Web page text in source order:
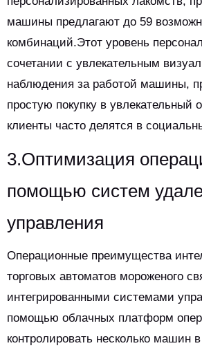
машины предлагают до 59
комбинаций.Этот уровень
сочетании с увлекательным
наблюдения за работой машины,
простую покупку в увлекательный
клиенты часто делятся в
3.Оптимизация
помощью систем
управления
Операционные преимущества
торговых автоматов мороженого
интегрированными системами
помощью облачных платформ
контролировать несколько машин